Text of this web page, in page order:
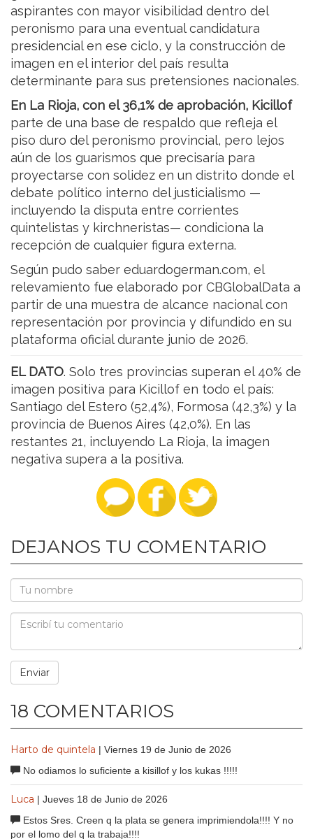
aspirantes con mayor visibilidad dentro del
peronismo para una eventual candidatura
presidencial en ese ciclo, y la construcción de
imagen en el interior del país resulta
determinante para sus pretensiones nacionales.
En La Rioja, con el 36,1% de aprobación, Kicillof
parte de una base de respaldo que refleja el
piso duro del peronismo provincial, pero lejos
aún de los guarismos que precisaría para
proyectarse con solidez en un distrito donde el
debate político interno del justicialismo —
incluyendo la disputa entre corrientes
quintelistas y kirchneristas— condiciona la
recepción de cualquier figura externa.
Según pudo saber eduardogerman.com, el
relevamiento fue elaborado por CBGlobalData a
partir de una muestra de alcance nacional con
representación por provincia y difundido en su
plataforma oficial durante junio de 2026.
EL DATO. Solo tres provincias superan el 40% de
imagen positiva para Kicillof en todo el país:
Santiago del Estero (52,4%), Formosa (42,3%) y la
provincia de Buenos Aires (42,0%). En las
restantes 21, incluyendo La Rioja, la imagen
negativa supera a la positiva.
DEJANOS TU COMENTARIO
18 COMENTARIOS
Harto de quintela | Viernes 19 de Junio de 2026
No odiamos lo suficiente a kisillof y los kukas !!!!!
Luca | Jueves 18 de Junio de 2026
Estos Sres. Creen q la plata se genera imprimiendola!!!! Y no
por el lomo del q la trabaja!!!!